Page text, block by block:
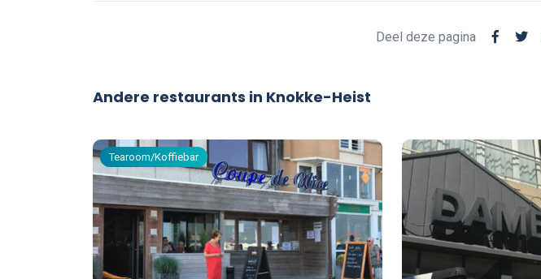
Deel deze pagina
Andere restaurants in Knokke-Heist
Tearoom/Koffiebar